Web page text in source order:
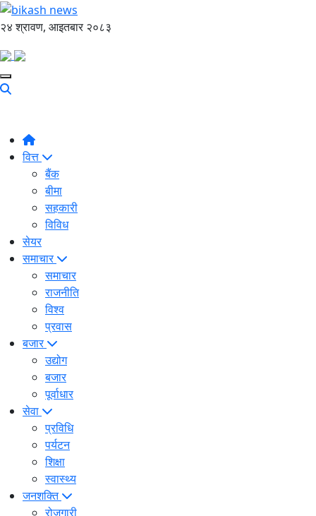
२४ श्रावण, आइतबार २०८३
वित्त
बैंक
बीमा
सहकारी
विविध
सेयर
समाचार
समाचार
राजनीति
विश्व
प्रवास
बजार
उद्योग
बजार
पूर्वाधार
सेवा
प्रविधि
पर्यटन
शिक्षा
स्वास्थ्य
जनशक्ति
रोजगारी